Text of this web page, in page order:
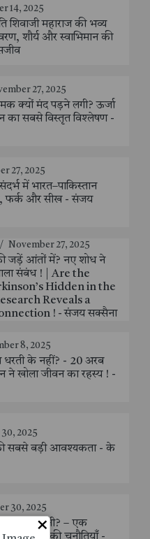
14, 2025
शिवाजी महाराज की भव्य
शौर्य और स्वाभिमान की
27, 2025
क्यों मंद पड़ने लगी? ऊर्जा
का सबसे विस्तृत विश्लेषण -
27, 2025
में भारत–पाकिस्तान
फर्क और सीख - संजय
/ November 27, 2025
की जड़ें आंतों में? नए शोध ने
संबंध ! | Are the
Hidden in the
Reveals a
! - संजय सक्सैना
8, 2025
के नहीं? - 20 अरब
ने खोला जीवन का रहस्य ! -
2025
सबसे बड़ी आवश्यकता - के
30, 2025
की रोशनी? – एक
×